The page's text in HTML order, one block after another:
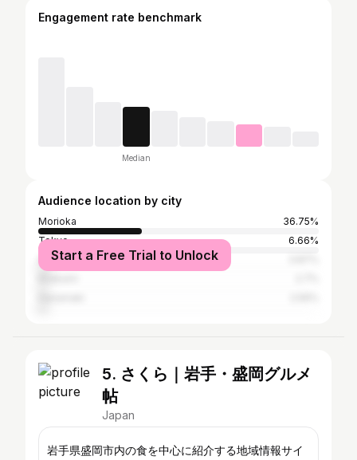
Engagement rate benchmark
Median
Audience location by city
Morioka
36.75%
Tokyo
6.66%
Sendai
Start a Free Trial to Unlock
5. さくら｜岩手・盛岡グルメ
帖
Japan
岩手県盛岡市内の食を中心に紹介する地域情報サイ